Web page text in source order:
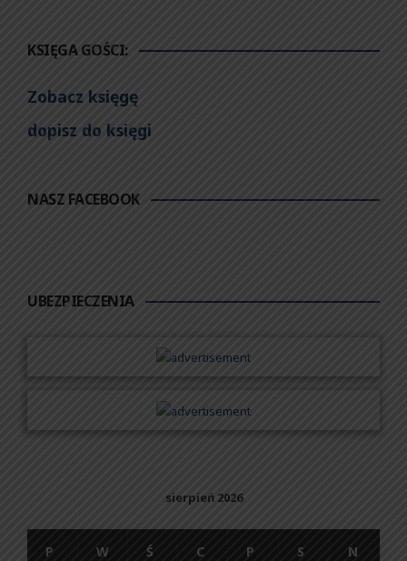
KSIĘGA GOŚCI:
Zobacz księgę
dopisz do księgi
NASZ FACEBOOK
UBEZPIECZENIA
sierpień 2026
P W Ś C P S N